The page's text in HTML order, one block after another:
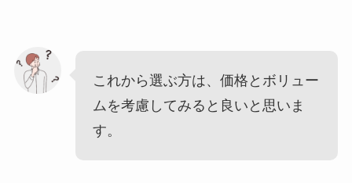
これから選ぶ方は、価格とボリュー
ムを考慮してみると良いと思いま
す。